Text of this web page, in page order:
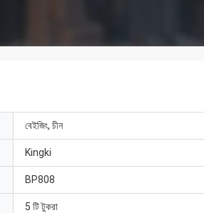
বেইজিং, চীন
Kingki
BP808
5 টি টুকরা